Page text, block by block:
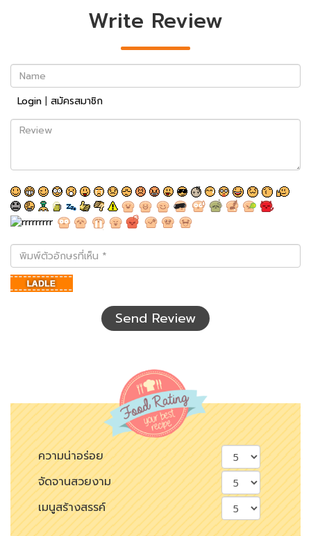
Write Review
Name
Login | สมัครสมาชิก
Review
พิมพ์
ตัว
อักษร
ที่
Send Review
ความน่าอร่อย
จัดจานสวยงาม
เมนูสร้างสรรค์